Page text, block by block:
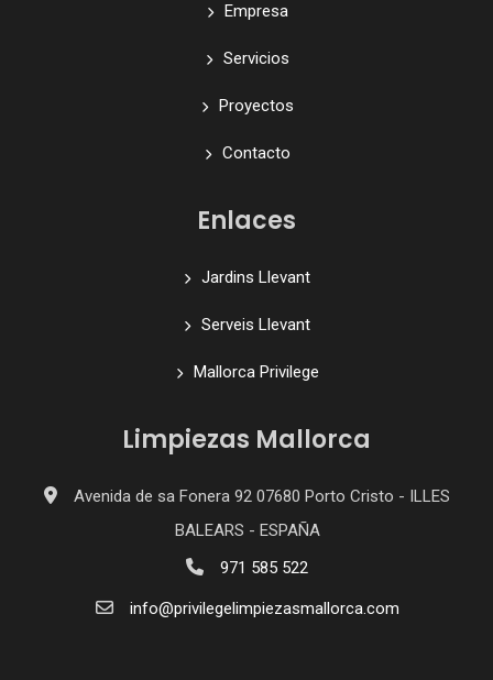
Empresa
Servicios
Proyectos
Contacto
Enlaces
Jardins Llevant
Serveis Llevant
Mallorca Privilege
Limpiezas Mallorca
Avenida de sa Fonera 92 07680 Porto Cristo - ILLES
BALEARS - ESPAÑA
971 585 522
info@privilegelimpiezasmallorca.com